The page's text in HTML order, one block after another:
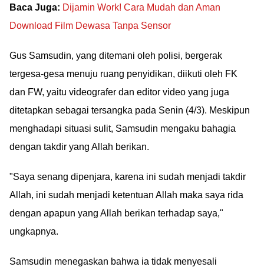
Baca Juga: Dijamin Work! Cara Mudah dan Aman
Download Film Dewasa Tanpa Sensor
Gus Samsudin, yang ditemani oleh polisi, bergerak
tergesa-gesa menuju ruang penyidikan, diikuti oleh FK
dan FW, yaitu videografer dan editor video yang juga
ditetapkan sebagai tersangka pada Senin (4/3). Meskipun
menghadapi situasi sulit, Samsudin mengaku bahagia
dengan takdir yang Allah berikan.
"Saya senang dipenjara, karena ini sudah menjadi takdir
Allah, ini sudah menjadi ketentuan Allah maka saya rida
dengan apapun yang Allah berikan terhadap saya,"
ungkapnya.
Samsudin menegaskan bahwa ia tidak menyesali